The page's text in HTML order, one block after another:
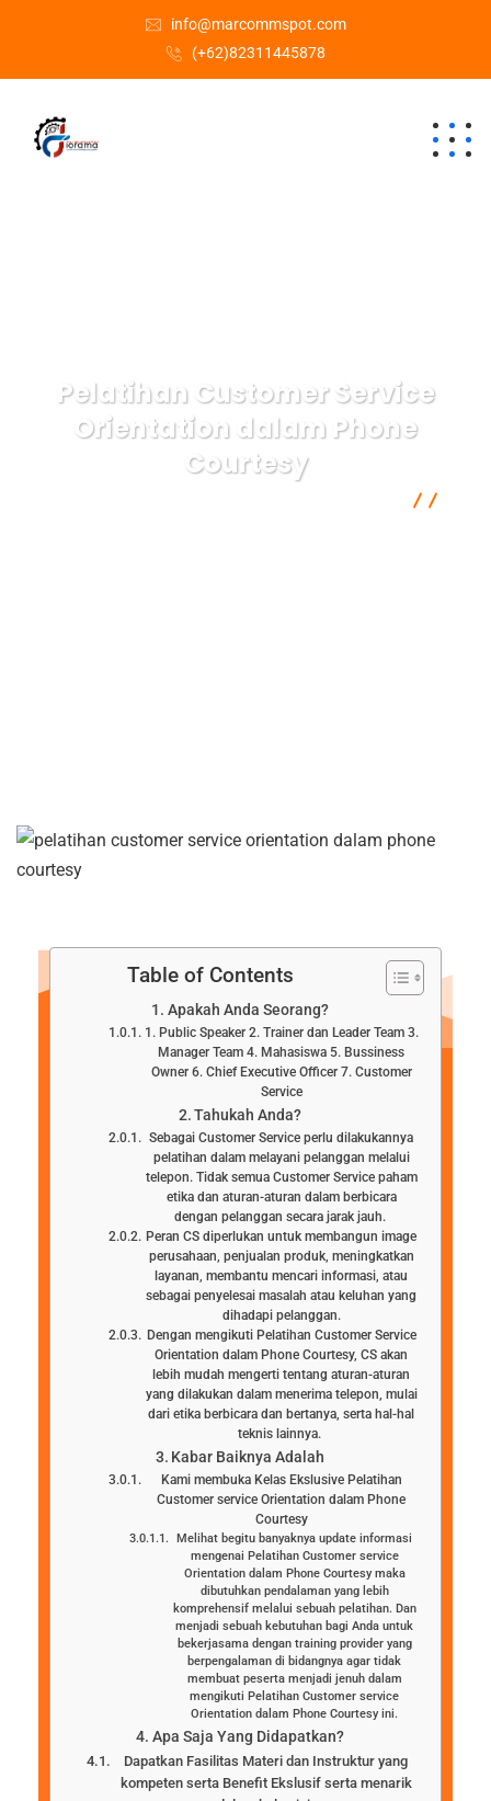
info@marcommspot.com
(+62)82311445878
Pelatihan Customer Service
Orientation dalam Phone
Courtesy
Table of Contents
Apakah Anda Seorang?
1. Public Speaker 2. Trainer dan Leader Team 3.
Manager Team 4. Mahasiswa 5. Bussiness
Owner 6. Chief Executive Officer 7. Customer
Service
Tahukah Anda?
Sebagai Customer Service perlu dilakukannya
pelatihan dalam melayani pelanggan melalui
telepon. Tidak semua Customer Service paham
etika dan aturan-aturan dalam berbicara
dengan pelanggan secara jarak jauh.
Peran CS diperlukan untuk membangun image
perusahaan, penjualan produk, meningkatkan
layanan, membantu mencari informasi, atau
sebagai penyelesai masalah atau keluhan yang
dihadapi pelanggan.
Dengan mengikuti Pelatihan Customer Service
Orientation dalam Phone Courtesy, CS akan
lebih mudah mengerti tentang aturan-aturan
yang dilakukan dalam menerima telepon, mulai
dari etika berbicara dan bertanya, serta hal-hal
teknis lainnya.
Kabar Baiknya Adalah
Kami membuka Kelas Ekslusive Pelatihan
Customer service Orientation dalam Phone
Courtesy
Melihat begitu banyaknya update informasi
mengenai Pelatihan Customer service
Orientation dalam Phone Courtesy maka
dibutuhkan pendalaman yang lebih
komprehensif melalui sebuah pelatihan. Dan
menjadi sebuah kebutuhan bagi Anda untuk
bekerjasama dengan training provider yang
berpengalaman di bidangnya agar tidak
membuat peserta menjadi jenuh dalam
mengikuti Pelatihan Customer service
Orientation dalam Phone Courtesy ini.
Apa Saja Yang Didapatkan?
Dapatkan Fasilitas Materi dan Instruktur yang
kompeten serta Benefit Ekslusif serta menarik